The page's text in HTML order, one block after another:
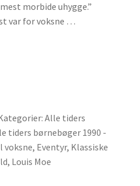
morbide uhygge.”
var for voksne …
Alle tiders
tiders børnebøger 1990 -
voksne, Eventyr, Klassiske
, Louis Moe